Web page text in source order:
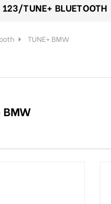
123/TUNE+ BLUETOOTH
TUNE+ BMW
BMW